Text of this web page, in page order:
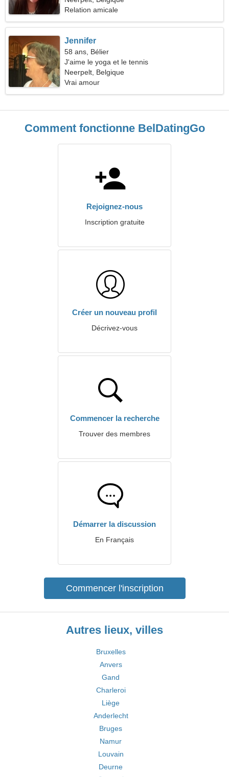
Relation amicale
Jennifer
58 ans, Bélier
J'aime le yoga et le tennis
Neerpelt, Belgique
Vrai amour
Comment fonctionne BelDatingGo
Rejoignez-nous
Inscription gratuite
Créer un nouveau profil
Décrivez-vous
Commencer la recherche
Trouver des membres
Démarrer la discussion
En Français
Commencer l'inscription
Autres lieux, villes
Bruxelles
Anvers
Gand
Charleroi
Liège
Anderlecht
Bruges
Namur
Louvain
Deurne